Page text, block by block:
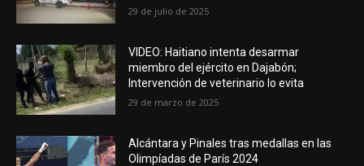
29 de julio de 2025
VIDEO: Haitiano intenta desarmar
miembro del ejército en Dajabón;
Intervención de veterinario lo evita
29 de marzo de 2025
Alcántara y Pinales tras medallas en las
Olimpíadas de París 2024